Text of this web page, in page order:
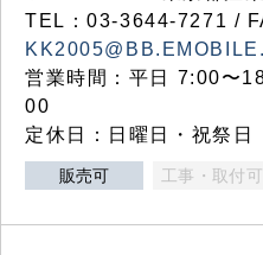
TEL：03‐3644‐7271 /
営業時間：平日 7:00〜
00
定休日：日曜日・祝祭日
販売可 工事・取付可